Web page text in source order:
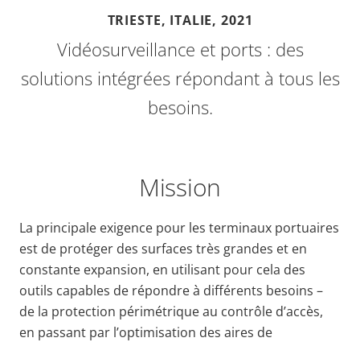
TRIESTE, ITALIE,2021
Vidéosurveillance et ports : des
solutions intégrées répondant à tous les
besoins.
Mission
La principale exigence pour les terminaux portuaires
est de protéger des surfaces très grandes et en
constante expansion, en utilisant pour cela des
outils capables de répondre à différents besoins –
de la protection périmétrique au contrôle d’accès,
en passant par l’optimisation des aires de